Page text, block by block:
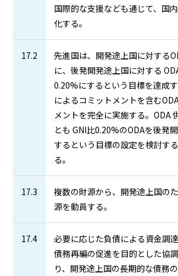
国際的な支援なども通じて、国
化する。
17.2
先進国は、開発途上国に対する
に、後発開発途上国に対する
0.20%にするという目標を達成
によるコミットメントを含む
メントを完全に実施する。ODA
とも GNI比0.20%のODAを後発
するという目標の設定を検討す
る。
17.3
複数の財源から、開発途上国の
源を動員する。
17.4
必要に応じた負債による資金調
債務再編の促進を目的とした協
り、開発途上国の長期的な債務